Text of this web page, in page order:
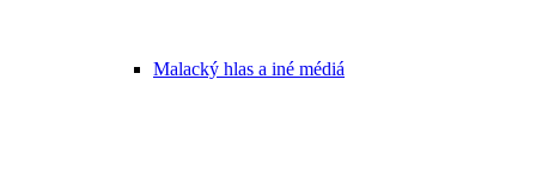
Malacký hlas a iné médiá